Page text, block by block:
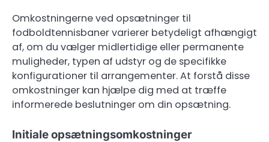
Omkostningerne ved opsætninger til
fodboldtennisbaner varierer betydeligt afhængigt
af, om du vælger midlertidige eller permanente
muligheder, typen af udstyr og de specifikke
konfigurationer til arrangementer. At forstå disse
omkostninger kan hjælpe dig med at træffe
informerede beslutninger om din opsætning.
Initiale opsætningsomkostninger